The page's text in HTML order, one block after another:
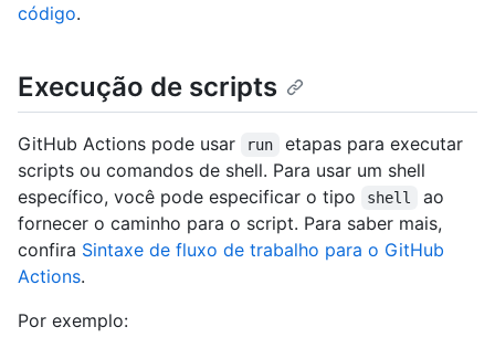
código.
Execução de scripts
GitHub Actions pode usar run
etapas para executar
scripts ou comandos de shell. Para usar um shell
específico, você pode especificar o tipo
shell
ao
fornecer o caminho para o script. Para saber mais,
confira Sintaxe de fluxo de trabalho para o GitHub
Actions.
Por exemplo: